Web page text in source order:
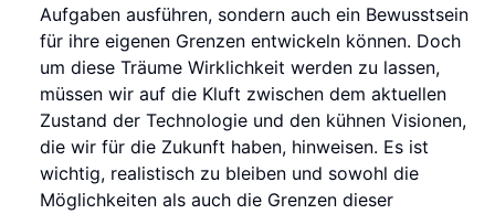
Aufgaben ausführen, sondern auch ein Bewusstsein
für ihre eigenen Grenzen entwickeln können. Doch
um diese Träume Wirklichkeit werden zu lassen,
müssen wir auf die Kluft zwischen dem aktuellen
Zustand der Technologie und den kühnen Visionen,
die wir für die Zukunft haben, hinweisen. Es ist
wichtig, realistisch zu bleiben und sowohl die
Möglichkeiten als auch die Grenzen dieser